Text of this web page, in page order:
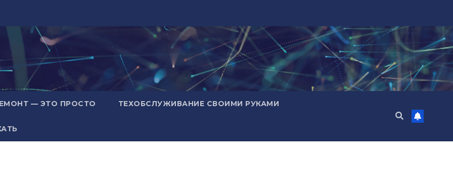
— ЭТО ПРОСТО ТЕХОБСЛУЖИВАНИЕ СВОИМИ РУКАМИ